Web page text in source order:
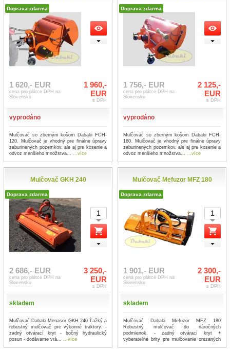
Doprava zdarma
1 620,- EUR
cena pro plátce DPH na
Slovensku
1 960,-
EUR
s DPH
vyprodáno
Mulčovač so zberným košom Dabaki FCH-
120. Mulčovač je vhodný pre finálne úpravy
zaburinených pozemkov, ale aj pre kosenie a
odvoz menšieho množstva... ...více
Doprava zdarma
1 756,- EUR
cena pro plátce DPH na
Slovensku
2 125,-
EUR
s DPH
vyprodáno
Mulčovač so zberným košom Dabaki FCH-
160. Mulčovač je vhodný pre finálne úpravy
zaburinených pozemkov, ale aj pre kosenie a
odvoz menšieho množstva... ...více
Mulčovač GKH 240
Doprava zdarma
2 686,- EUR
cena pro plátce DPH na
Slovensku
3 250,-
EUR
s DPH
skladem
Mulčovač Dabaki Menasor GKH 240 Ťažký a
robustný mulčovač pre výkonné traktory. -
zadný otvárací kryt - bočný hydraulický
posun - dodávame vrá... ...více
Mulčovač Mefuzor MFZ 180
Doprava zdarma
1 901,- EUR
cena pro plátce DPH na
Slovensku
2 300,-
EUR
s DPH
skladem
Mulčovač Dabaki Mefuzor MFZ 180
Robustný mulčovač do náročných
podmienok. - zadný otvárací kryt +
vyberateľné brity pre mulčovanie orezaných